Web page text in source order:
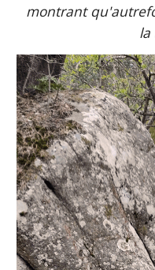
montrant
la